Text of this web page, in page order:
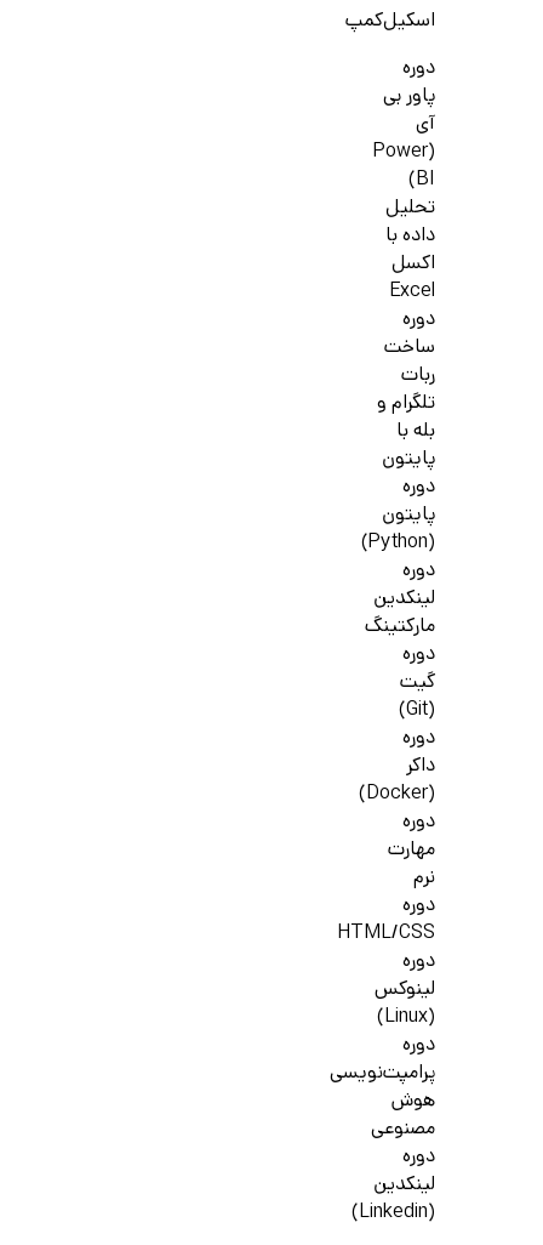
اسکیل‌کمپ
دوره
پاور بی
آی
(Power
BI)
تحلیل
داده با
اکسل
Excel
دوره
ساخت
ربات
تلگرام و
بله با
پایتون
دوره
پایتون
(Python)
دوره
لینکدین
مارکتینگ
دوره
گیت
(Git)
دوره
داکر
(Docker)
دوره
مهارت
نرم
دوره
HTML/CSS
دوره
لینوکس
(Linux)
دوره
پرامپت‌نویسی
هوش
مصنوعی
دوره
لینکدین
(Linkedin)